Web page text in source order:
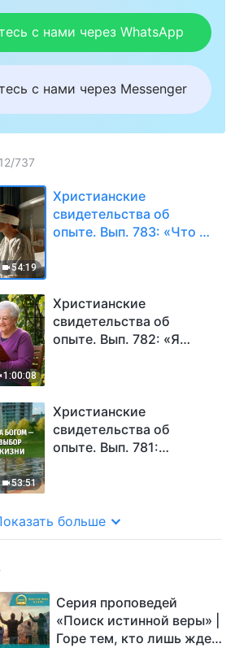
с нами через WhatsApp
с нами через Messenger
12/737
54:19
Христианские
свидетельства об
опыте. Вып. 783: «Что я
1:00:08
Христианские
свидетельства об
опыте. Вып. 782: «Я
53:51
Христианские
свидетельства об
опыте. Вып. 781:
больше
Серия проповедей
«Поиск истинной веры» |
Горе тем, кто лишь ждет,